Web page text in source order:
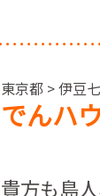
東京都 > 伊豆
でんハ
貴方も島